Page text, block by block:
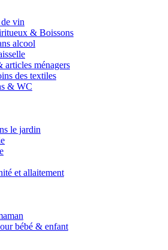
vin
& Boissons
alcool
articles ménagers
des textiles
& WC
le jardin
et allaitement
bébé & enfant